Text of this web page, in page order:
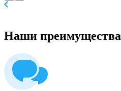
Наши преимущества